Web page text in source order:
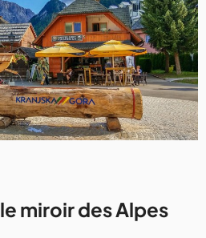
le miroir des Alpes